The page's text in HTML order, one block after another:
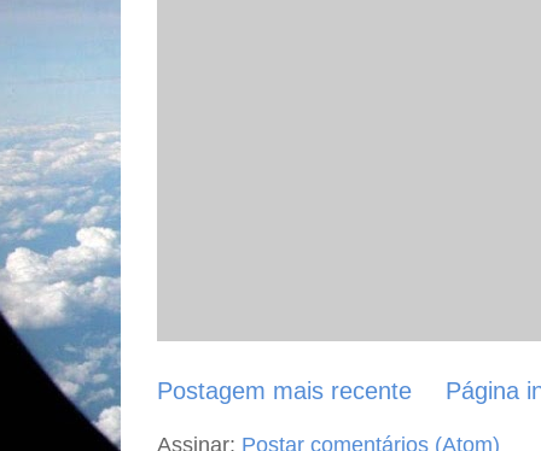
Postagem mais recente Página
Assinar: Postar comentários (Atom)